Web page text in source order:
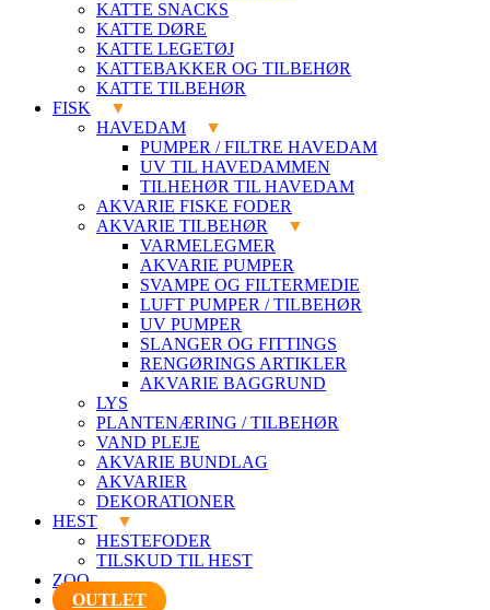
KATTE SNACKS
KATTE DØRE
KATTE LEGETØJ
KATTEBAKKER OG TILBEHØR
KATTE TILBEHØR
FISK
HAVEDAM
PUMPER / FILTRE HAVEDAM
UV TIL HAVEDAMMEN
TILHEHØR TIL HAVEDAM
AKVARIE FISKE FODER
AKVARIE TILBEHØR
VARMELEGMER
AKVARIE PUMPER
SVAMPE OG FILTERMEDIE
LUFT PUMPER / TILBEHØR
UV PUMPER
SLANGER OG FITTINGS
RENGØRINGS ARTIKLER
AKVARIE BAGGRUND
LYS
PLANTENÆRING / TILBEHØR
VAND PLEJE
AKVARIE BUNDLAG
AKVARIER
DEKORATIONER
HEST
HESTEFODER
TILSKUD TIL HEST
ZOO
OUTLET